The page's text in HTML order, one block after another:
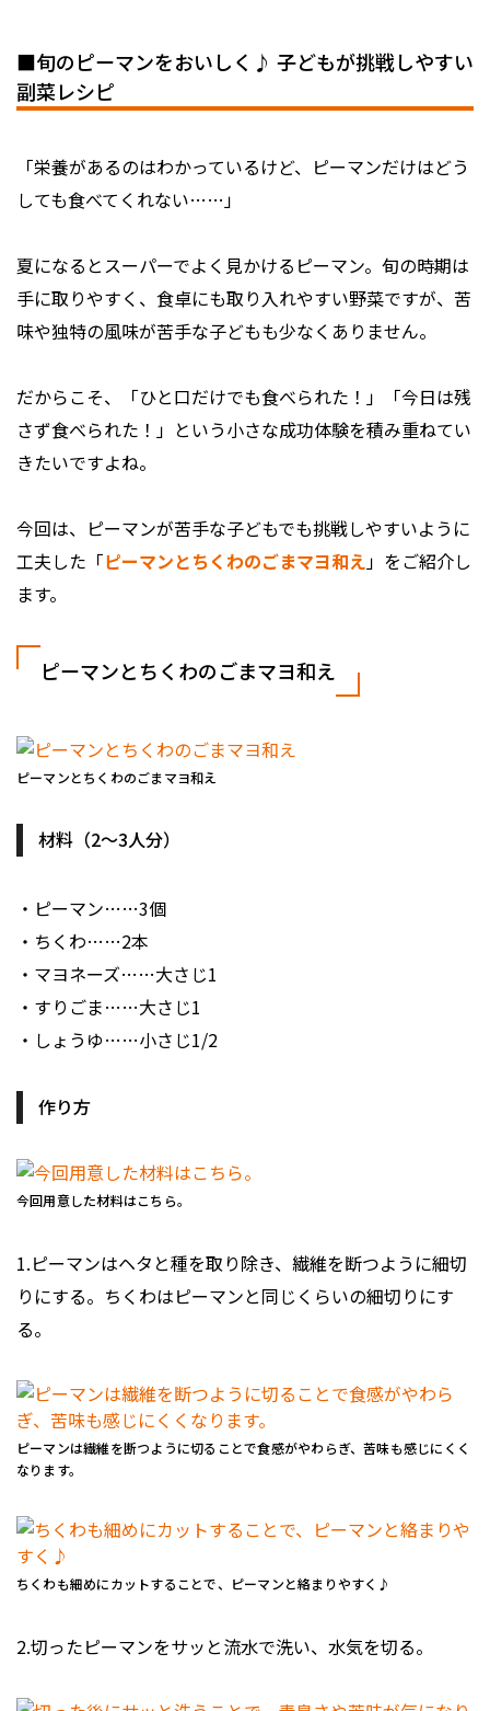
■旬のピーマンをおいしく♪ 子どもが挑戦しやすい
副菜レシピ
「栄養があるのはわかっているけど、ピーマンだけはどう
しても食べてくれない……」
夏になるとスーパーでよく見かけるピーマン。旬の時期は
手に取りやすく、食卓にも取り入れやすい野菜ですが、苦
味や独特の風味が苦手な子どもも少なくありません。
だからこそ、「ひと口だけでも食べられた！」「今日は残
さず食べられた！」という小さな成功体験を積み重ねてい
きたいですよね。
今回は、ピーマンが苦手な子どもでも挑戦しやすいように
工夫した「ピーマンとちくわのごまマヨ和え」をご紹介し
ます。
ピーマンとちくわのごまマヨ和え
ピーマンとちくわのごまマヨ和え
材料（2〜3人分）
・ピーマン……3個
・ちくわ……2本
・マヨネーズ……大さじ1
・すりごま……大さじ1
・しょうゆ……小さじ1/2
作り方
今回用意した材料はこちら。
1.ピーマンはヘタと種を取り除き、繊維を断つように細切
りにする。ちくわはピーマンと同じくらいの細切りにす
る。
ピーマンは繊維を断つように切ることで食感がやわらぎ、苦味も感じにくく
なります。
ちくわも細めにカットすることで、ピーマンと絡まりやすく♪
2.切ったピーマンをサッと流水で洗い、水気を切る。